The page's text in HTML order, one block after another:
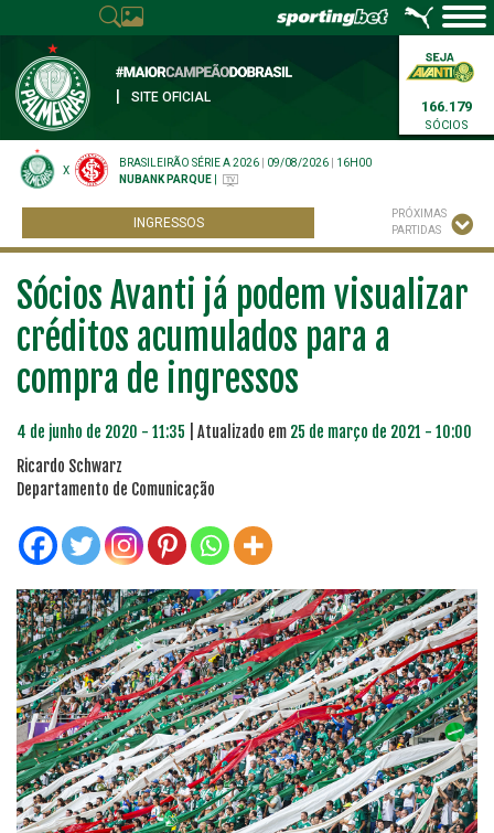
SITE OFICIAL
166.179
SÓCIOS
X
BRASILEIRÃO SÉRIE A 2026 09/08/2026
16H00
NUBANK PARQUE
INGRESSOS
PRÓXIMAS
PARTIDAS
Sócios Avanti já podem visualizar
créditos acumulados para a
compra de ingressos
4 de junho de 2020 - 11:35 | Atualizado em 25 de março de 2021 - 10:00
Ricardo Schwarz
Departamento de Comunicação